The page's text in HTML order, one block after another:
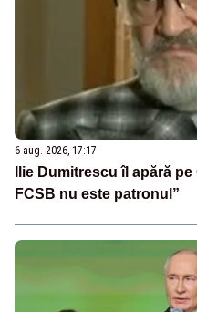
6 aug. 2026, 17:17
Ilie Dumitrescu îl apără
FCSB nu este patronul”